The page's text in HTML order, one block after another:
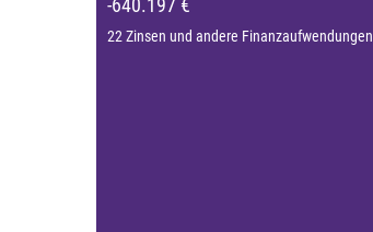
-640.197 €
22 Zinsen und andere Finanzaufwendungen